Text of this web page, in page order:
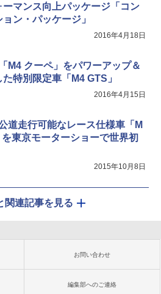
ーマンス向上パッケージ「コン
ン・パッケージ」
2016年4月18日
M4 クーペ」をパワーアップ＆
特別限定車「M4 GTS」
2016年4月15日
道走行可能なレース仕様車「M
東京モーターショーで世界初
2015年10月8日
関連記事を見る
お問い合わせ
編集部へのご連絡